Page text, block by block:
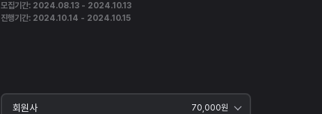
모집기간: 2024.08.13 - 2024.10.13
진행기간: 2024.10.14 - 2024.10.15
회원사 70,000원